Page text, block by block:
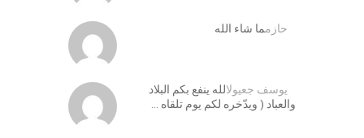
حازمما شاء الله
يوسف جعيولالله ينفع بكم البلاد
والعباد ( ويدّخره لكم يوم تلقاه …